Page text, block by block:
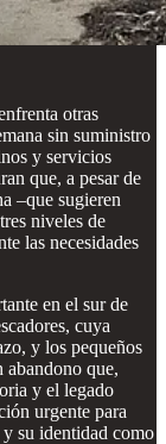
otras
sin suministro
y servicios
que, a pesar de
–que sugieren
niveles de
las necesidades
en el sur de
cuya
y los pequeños
abandono que,
y el legado
urgente para
su identidad como